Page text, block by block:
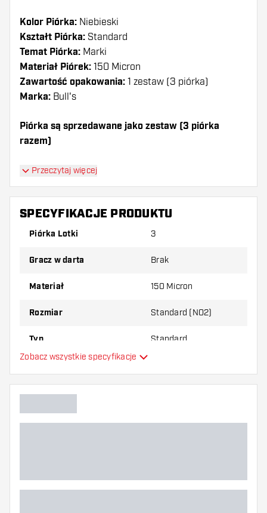
Kolor Piórka: Niebieski
Kształt Piórka: Standard
Temat Piórka: Marki
Materiał Piórek: 150 Micron
Zawartość opakowania: 1 zestaw (3 piórka)
Marka: Bull's
Piórka są sprzedawane jako zestaw (3 piórka
razem)
Dartshopper tip!
Upewnij się, że masz pod ręką dużo piórek i
shaftów. Mogą one zostać uszkodzone lub
Wypróbuj inny kształt, materiał lub grubość
najbardziej Ci odpowiada!
Przeczytaj więcej
SPECYFIKACJE PRODUKTU
Piórka Lotki 3
Gracz w darta Brak
Materiał 150 Micron
Rozmiar Standard (NO2)
Typ Standard
Główny kolor
Zobacz wszystkie specyfikacje